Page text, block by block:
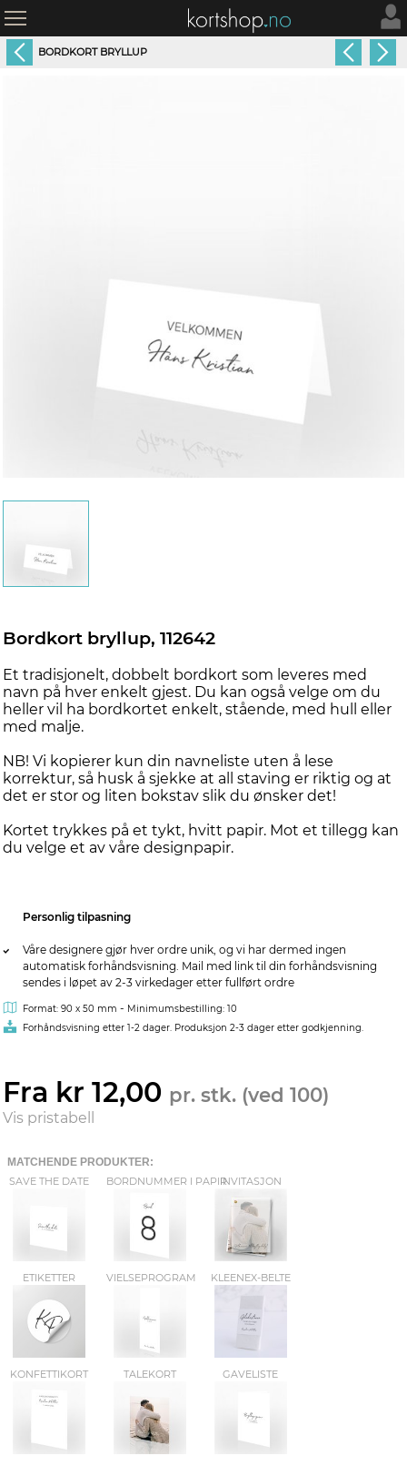
BORDKORT BRYLLUP
Bordkort bryllup, 112642
Et tradisjonelt, dobbelt bordkort som leveres med
navn på hver enkelt gjest. Du kan også velge om du
heller vil ha bordkortet enkelt, stående, med hull eller
med malje.
NB! Vi kopierer kun din navneliste uten å lese
korrektur, så husk å sjekke at all staving er riktig og at
det er stor og liten bokstav slik du ønsker det!
Kortet trykkes på et tykt, hvitt papir. Mot et tillegg kan
du velge et av våre designpapir.
Personlig tilpasning
Våre designere gjør hver ordre unik, og vi har dermed ingen
automatisk forhåndsvisning. Mail med link til din forhåndsvisning
sendes i løpet av 2-3 virkedager etter fullført ordre
Format: 90 x 50 mm - Minimumsbestilling: 10
Forhåndsvisning etter 1-2 dager. Produksjon 2-3 dager etter godkjenning.
Fra kr 12,00 pr. stk. (ved 100)
Vis pristabell
MATCHENDE PRODUKTER:
SAVE THE DATE
BORDNUMMER I PAPIRINVITASJON
ETIKETTER VIELSEPROGRAM KLEENEX-BELTE
KONFETTIKORT TALEKORT GAVELISTE